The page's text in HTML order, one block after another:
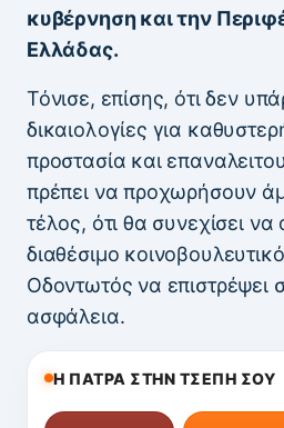
κυβέρνηση και την
Ελλάδας.
Τόνισε, επίσης, ότι δεν
δικαιολογίες για
προστασία και
πρέπει να προχωρήσουν
τέλος, ότι θα συνεχίσει
διαθέσιμο
Οδοντωτός να επιστρέψει
ασφάλεια.
Η ΠΑΤΡΑ ΣΤΗΝ ΤΣΕΠΗ ΣΟΥ